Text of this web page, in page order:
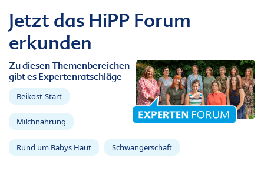
Jetzt das HiPP Forum
erkunden
Zu diesen Themenbereichen
gibt es Expertenratschläge
Beikost-Start
Milchnahrung
Rund um Babys Haut Schwangerschaft